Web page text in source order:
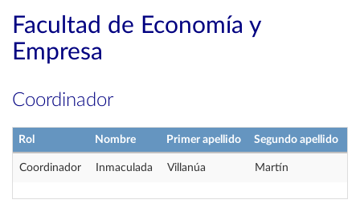
Facultad de Economía y
Empresa
Coordinador
Rol Nombre Primer apellido Segundo apellido
Coordinador Inmaculada Villanúa Martín